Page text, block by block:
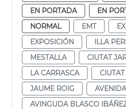
EN PORTADA
EN
NORMAL
EMT
EXPOSICIÓN
ILLA
MESTALLA
CIUTAT
LA CARRASCA
JAUME ROIG
AVINGUDA BLASCO